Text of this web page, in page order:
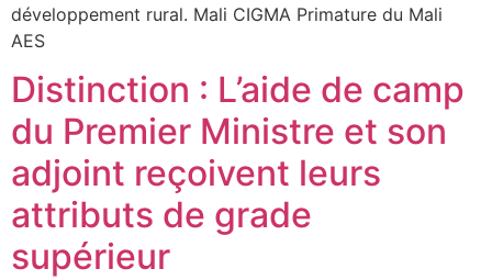
développement rural. Mali CIGMA Primature du Mali
AES
Distinction : L’aide de camp
du Premier Ministre et son
adjoint reçoivent leurs
attributs de grade
supérieur